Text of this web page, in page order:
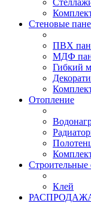
Стеновые
ПВХ
МДФ
Гибкий
Отопление
Строительные
Клей